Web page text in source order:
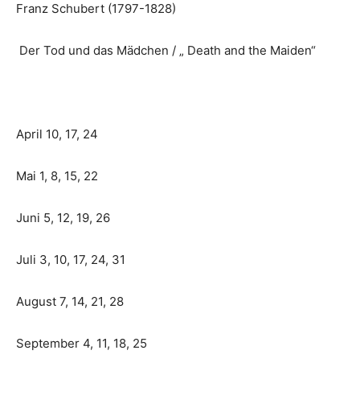
Franz Schubert (1797-1828)
Der Tod und das Mädchen / „ Death and the Maiden“
April 10, 17, 24
Mai 1, 8, 15, 22
Juni 5, 12, 19, 26
Juli 3, 10, 17, 24, 31
August 7, 14, 21, 28
September 4, 11, 18, 25